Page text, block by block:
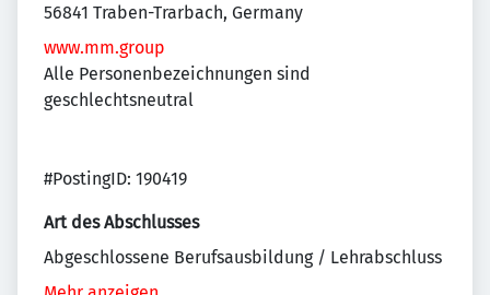
56841 Traben-Trarbach, Germany
www.mm.group
Alle Personenbezeichnungen sind
geschlechtsneutral
#PostingID: 190419
Art des Abschlusses
Abgeschlossene Berufsausbildung / Lehrabschluss